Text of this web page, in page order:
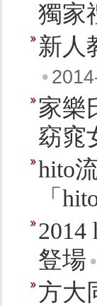
獨家
新人
•
家樂
窈窕
hito
「
豋場 •
方大